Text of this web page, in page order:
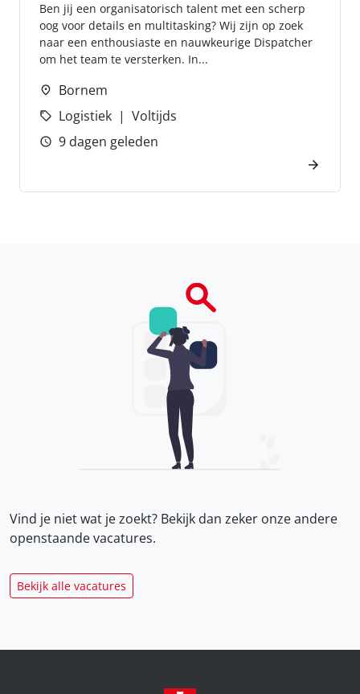
Ben jij een organisatorisch talent met een scherp
oog voor details en multitasking? Wij zijn op zoek
naar een enthousiaste en nauwkeurige Dispatcher
om het team te versterken. In...
Bornem
Logistiek
Voltijds
9 dagen geleden
Vind je niet wat je zoekt? Bekijk dan zeker onzeandere
openstaande vacatures.
Bekijk alle vacatures